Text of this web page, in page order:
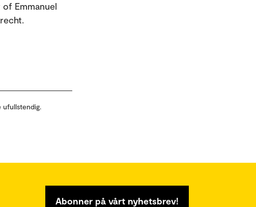
Emmanuel
ufullstendig.
Abonner på vårt nyhetsbrev!